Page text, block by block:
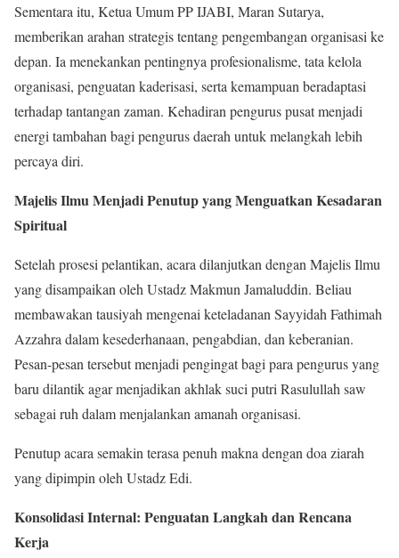
Sementara itu, Ketua Umum PP IJABI, Maran Sutarya,
memberikan arahan strategis tentang pengembangan organisasi ke
depan. Ia menekankan pentingnya profesionalisme, tata kelola
organisasi, penguatan kaderisasi, serta kemampuan beradaptasi
terhadap tantangan zaman. Kehadiran pengurus pusat menjadi
energi tambahan bagi pengurus daerah untuk melangkah lebih
percaya diri.
Majelis Ilmu Menjadi Penutup yang Menguatkan Kesadaran
Spiritual
Setelah prosesi pelantikan, acara dilanjutkan dengan Majelis Ilmu
yang disampaikan oleh Ustadz Makmun Jamaluddin. Beliau
membawakan tausiyah mengenai keteladanan Sayyidah Fathimah
Azzahra dalam kesederhanaan, pengabdian, dan keberanian.
Pesan-pesan tersebut menjadi pengingat bagi para pengurus yang
baru dilantik agar menjadikan akhlak suci putri Rasulullah saw
sebagai ruh dalam menjalankan amanah organisasi.
Penutup acara semakin terasa penuh makna dengan doa ziarah
yang dipimpin oleh Ustadz Edi.
Konsolidasi Internal: Penguatan Langkah dan Rencana
Kerja